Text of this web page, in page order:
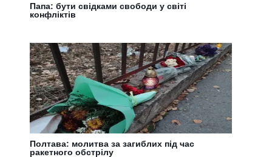
Папа: бути свідками свободи у світі
конфліктів
Полтава: молитва за загиблих під час
ракетного обстрілу